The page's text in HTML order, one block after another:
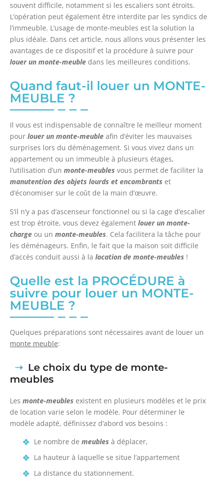
souvent difficile, notamment si les escaliers sont étroits.
L’opération peut également être interdite par les syndics de
l’immeuble. L’usage de monte-meubles est la solution la
plus idéale. Dans cet article, nous allons vous présenter les
avantages de ce dispositif et la procédure à suivre pour
louer un monte-meuble dans les meilleures conditions.
Quand faut-il louer un MONTE-
MEUBLE ?
Il vous est indispensable de connaître le meilleur moment
pour louer un monte-meuble afin d’éviter les mauvaises
surprises lors du déménagement. Si vous vivez dans un
appartement ou un immeuble à plusieurs étages,
l’utilisation d’un monte-meubles vous permet de faciliter la
manutention des objets lourds et encombrants et
d’économiser sur le coût de la main d’œuvre.
S’il n’y a pas d’ascenseur fonctionnel ou si la cage d’escalier
est trop étroite, vous devez également louer un monte-
charge ou un monte-meubles. Cela facilitera la tâche pour
les déménageurs. Enfin, le fait que la maison soit difficile
d’accès conduit aussi à la location de monte-meubles !
Quelle est la PROCÉDURE à
suivre pour louer un MONTE-
MEUBLE ?
Quelques préparations sont nécessaires avant de louer un
monte meuble:
Le choix du type de monte-
meubles
Les monte-meubles existent en plusieurs modèles et le prix
de location varie selon le modèle. Pour déterminer le
modèle adapté, définissez d’abord vos besoins :
Le nombre de meubles à déplacer,
La hauteur à laquelle se situe l’appartement
La distance du stationnement.